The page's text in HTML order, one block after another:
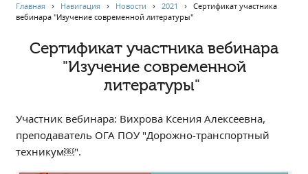
НАВИГАЦИЯ
Главная
Профессионалитет
Новости
Наблюдательный совет
Главная › Навигация › Новости ›2021 ›️Сертификат участника
вебинара "Изучение современной литературы" ️
️Сертификат участника вебинара
"Изучение современной
литературы" ️
Участник вебинара: Вихрова Ксения Алексеевна,
преподаватель ОГА ПОУ "Дорожно-транспортный
техникум￼".